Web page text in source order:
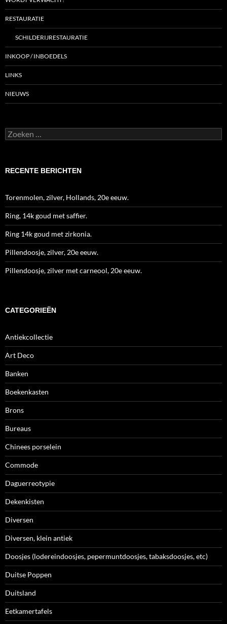
RESTAURATIE
SCHILDERIJRESTAURATIE
INKOOP / INBOEDELS
LINKS
NIEUWS
Zoeken
naar:
RECENTE BERICHTEN
Torenmolen, zilver, Hollands, 20e eeuw.
Ring, 14k goud met saffier.
Ring 14k goud met zirkonia.
Pillendoosje, zilver, 20e eeuw.
Pillendoosje, zilver met carneool, 20e eeuw.
CATEGORIEËN
Antiekcollectie
Art Deco
Banken
Boekenkasten
Brons
Bureaus
Chinees porselein
Commode
Daguerreotypie
Dekenkisten
Diversen
Diversen, klein antiek
Doosjes (lodereindoosjes, pepermuntdoosjes, tabaksdoosjes, etc)
Duitse Poppen
Duitsland
Eetkamertafels